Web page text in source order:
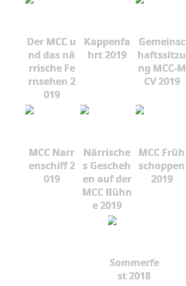
Der MCC u
nd das nä
rrische Fe
rnsehen 2
019
Kappenfa
hrt 2019
Gemeinsc
haftssitzu
ng MCC-M
CV 2019
MCC Narr
enschiff 2
019
Närrische
s Gescheh
en auf der
MCC Bühn
e 2019
MCC Früh
schoppen
2019
Sommerfe
st 2018